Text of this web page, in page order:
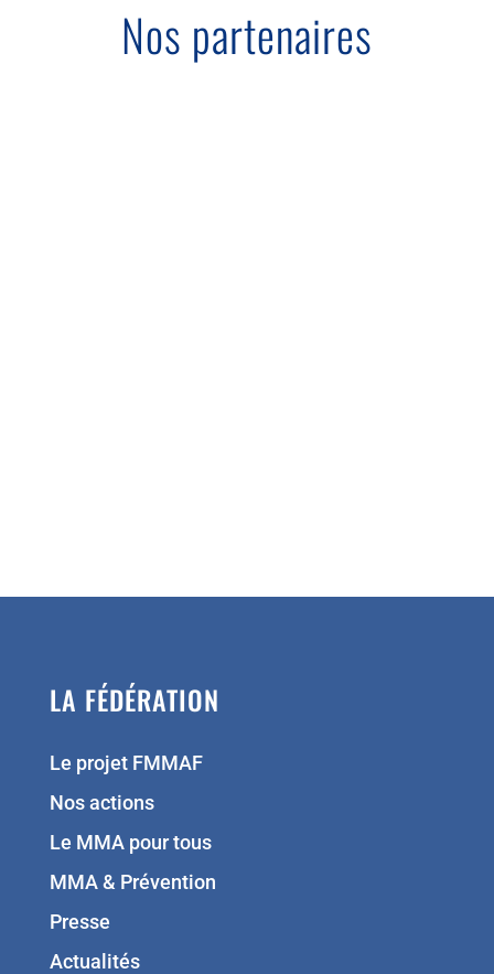
Nos partenaires
LA FÉDÉRATION
Le projet FMMAF
Nos actions
Le MMA pour tous
MMA & Prévention
Presse
Actualités